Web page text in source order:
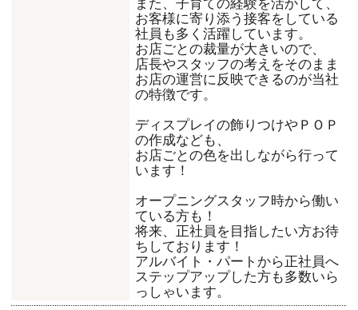
お客様に寄り添う接客をしている
社員も多く活躍しています。
お店ごとの裁量が大きいので、
店長やスタッフの考えをそのまま
お店の運営に反映できるのが当社
の特徴です。
ディスプレイの飾りつけやＰＯＰ
の作成なども、
お店ごとの色を出しながら行って
います！
オープニングスタッフ時から働い
ている方も！
将来、正社員を目指したい方お待
ちしております！
アルバイト・パートから正社員へ
ステップアップした方も多数いら
っしゃいます。